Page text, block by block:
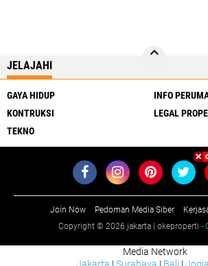
JELAJAHI
GAYA HIDUP
INFO
KONTRUKSI
LEGAL
TEKNO
Join Now Pedoman Media Siber
Copyright © 2026 jakarta | okeproperti -
Media Network